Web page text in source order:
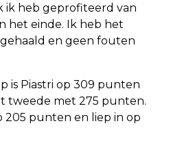
ik heb geprofiteerd van
het einde. Ik heb het
en geen fouten
is Piastri op 309 punten
tweede met 275 punten.
205 punten en liep in op